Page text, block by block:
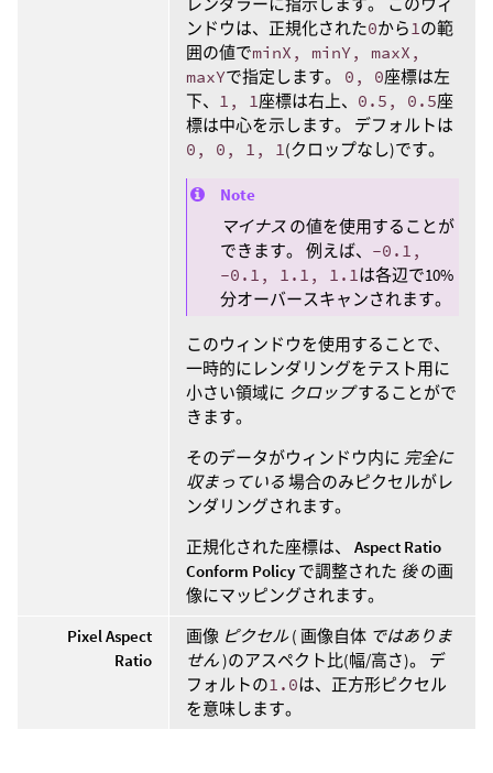
ンドウは、正規化された0から 1 の範
囲の値でminX, minY, maxX,
maxYで指定します。 0, 0座標は左
下、
1, 1 座標は右上、 0.5, 0.5座
標は中心を示します。 デフォルトは
0, 0, 1, 1 (クロップなし)です。
Note
マイナス の値を使用することが
できます。 例えば、 -0.1,
-0.1, 1.1, 1.1は各辺で10%
分オーバースキャンされます。
このウィンドウを使用することで、
一時的にレンダリングをテスト用に
小さい領域に クロップすることがで
きます。
そのデータがウィンドウ内に 完全に
収まっている 場合のみピクセルがレ
ンダリングされます。
正規化された座標は、 Aspect Ratio
Conform Policy で調整された 後の画
像にマッピングされます。
Pixel Aspect
Ratio
画像 ピクセル( 画像自体 ではありま
せん)のアスペクト比(幅/高さ)。 デ
フォルトの1.0は、正方形ピクセル
を意味します。